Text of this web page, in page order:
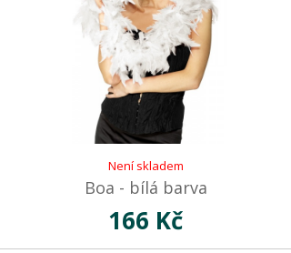
Není skladem
Boa - bílá barva
166 Kč